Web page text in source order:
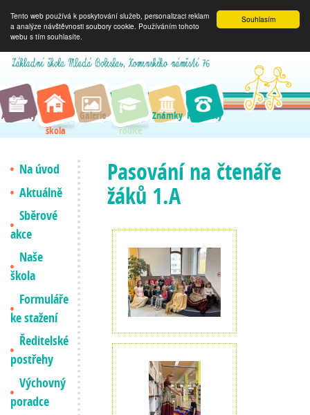
Souhlasím
Tento web používá k poskytování služeb, personalizaci reklam
a analýze návštěvnosti soubory cookie. Používáním tohoto
webu s tím souhlasíte.
Aktuality
Naše
škola
Galerie
rodiče
Známky Kontakty
Na úvod
Aktuálně
Sběrové
akce
Naše
škola
Formuláře
ke stažení
Ředitelské
postřehy
Výchovný
poradce
Pasování na čtenáře
žáků 1.A